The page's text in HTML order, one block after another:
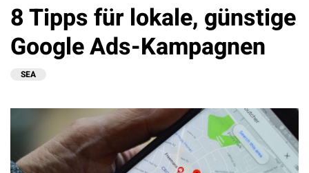
Newsletter
Kontakt
8 Tipps für lokale, günstige
Google Ads-Kampagnen
SEA